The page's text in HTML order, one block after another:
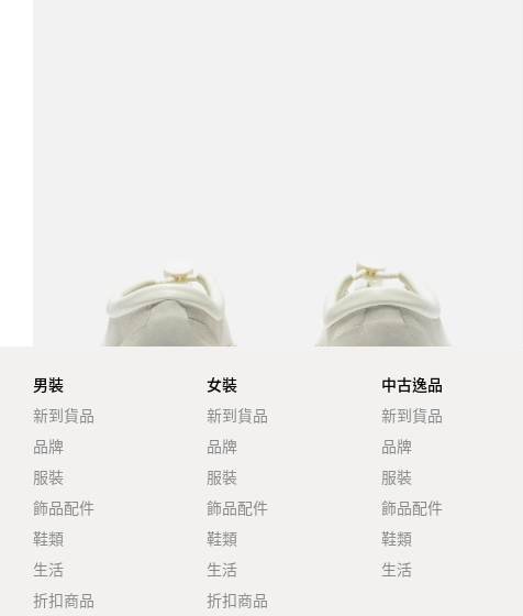
男裝
新到貨品
品牌
服裝
飾品配件
鞋類
生活
折扣商品
女裝
新到貨品
品牌
服裝
飾品配件
鞋類
生活
折扣商品
中古逸品
新到貨品
品牌
服裝
飾品配件
鞋類
生活